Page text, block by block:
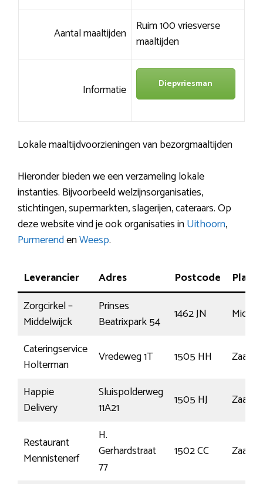
Aantal maaltijden Ruim 100 vriesverse
maaltijden
Informatie Diepvriesman
Lokale maaltijdvoorzieningen van bezorgmaaltijden
Hieronder bieden we een verzameling lokale
instanties. Bijvoorbeeld welzijnsorganisaties,
stichtingen, supermarkten, slagerijen, cateraars. Op
deze website vind je ook organisaties inUithoorn,
PurmerendenWeesp.
Leverancier Adres Postcode
Plaats
Zorgcirkel –
Middelwijck
Prinses
Beatrixpark 54
1462 JN
Cateringservice
Holterman
Vredeweg 1T 1505 HH
Happie
Delivery
Sluispolderweg
11A21
1505 HJ
Restaurant
Mennistenerf
H.
Gerhardstraat
77
1502 CC